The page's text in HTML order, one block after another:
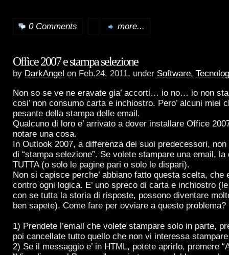
0 Comments more...
Office 2007 e stampa selezione
by DarkAngel on Feb.24, 2011, under Software,
Non so se ve ne eravate gia’ accorti… io no… io non
cosi’ non consumo carta e inchiostro. Pero’ alcuni miei
pesante della stampa delle email.
Qualcuno di loro e’ arrivato a dover installare Office
notare una cosa.
In Outlook 2007, a differenza dei suoi predecessori, non
di “stampa selezione”. Se volete stampare una email,
TUTTA (o solo le pagine pari o solo le dispari).
Non si capisce perche’ abbiano fatto questa scelta, che
contro ogni logica. E’ uno spreco di carta e inchiostro
con se tutta la storia di risposte, possono diventare
ben sapete). Come fare per ovviare a questo problema?
1) Prendete l’email che volete stampare solo in parte,
poi cancellate tutto quello che non vi interessa stampare
2) Se il messaggio e’ in HTML, potete aprirlo, premere